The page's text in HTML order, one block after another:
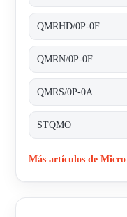
QMRHD/0P-0F
QMRN/0P-0F
QMRS/0P-0A
STQMO
Más artículos de